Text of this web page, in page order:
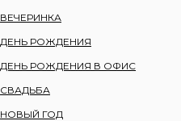
ВЕЧЕРИНКА
ДЕНЬ РОЖДЕНИЯ
ДЕНЬ РОЖДЕНИЯ В ОФИС
СВАДЬБА
НОВЫЙ ГОД